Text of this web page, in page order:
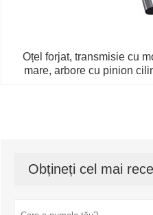
Oțel forjat, transmisie cu
mare, arbore cu pinion
Obțineți cel mai